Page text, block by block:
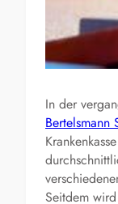
In der
Bertelsmann
Seitdem